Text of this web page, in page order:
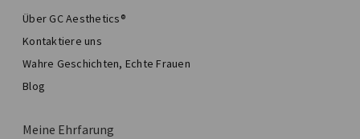
Über GC Aesthetics®
Kontaktiere uns
Wahre Geschichten, Echte Frauen
Blog
Meine Ehrfarung